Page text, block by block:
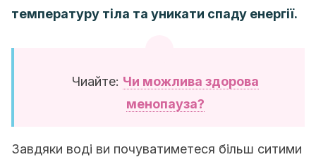
температуру тіла та уникати спаду енергії.
Чиайте: Чи можлива здорова
менопауза?
Завдяки воді ви почуватиметеся більш ситими